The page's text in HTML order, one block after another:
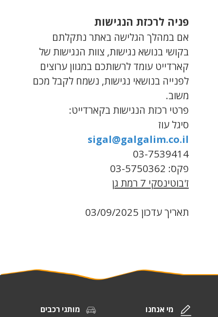
פניה לרכזת הנגישות
אם במהלך הגלישה באתר נתקלתם
בקושי בנושא נגישות, צוות הנגישות של
קארדייט עומד לרשותכם במגוון ערוצים
לפנייה בנושאי נגישות, נשמח לקבל מכם
משוב.
פרטי רכזת הנגישות בקארדייט:
סיגל עוז
sigal@galgalim.co.il
03-7539414
פקס: 03-5750362
ז'בוטינסקי 7 רמת גן
תאריך עדכון 03/09/2025
מי אנחנו מותגי רכבים